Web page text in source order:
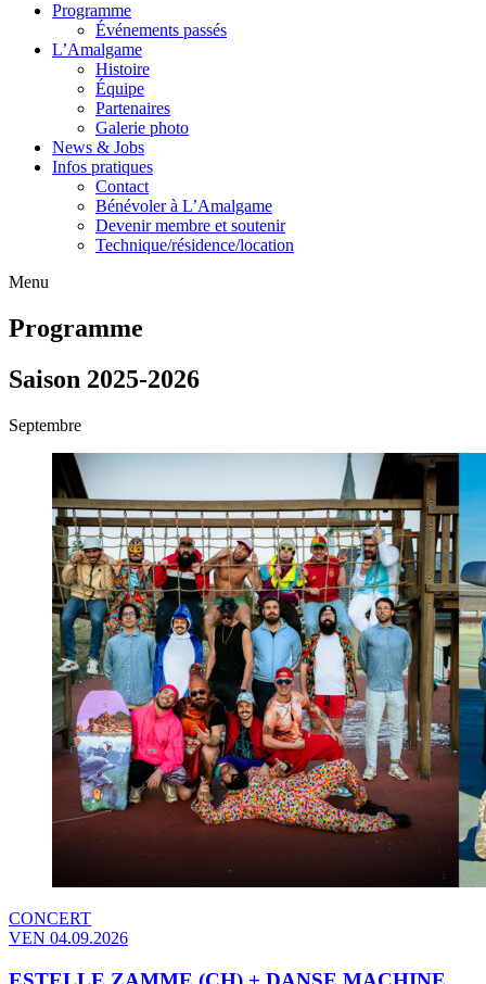
Programme
Événements passés
L’Amalgame
Histoire
Équipe
Partenaires
Galerie photo
News & Jobs
Infos pratiques
Contact
Bénévoler à L’Amalgame
Devenir membre et soutenir
Technique/résidence/location
Menu
Programme
Saison 2025-2026
Septembre
CONCERT
VEN 04.09.2026